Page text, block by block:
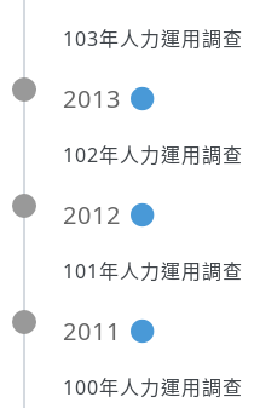
103年人力運用調查
2013
102年人力運用調查
2012
101年人力運用調查
2011
100年人力運用調查